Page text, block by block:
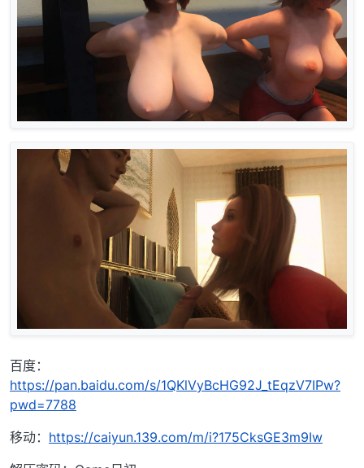
百度：
https://pan.baidu.com/s/1QKlVyBcHG92J_tEqzV7IPw?
pwd=7788
移动： https://caiyun.139.com/m/i?175CksGE3m9Iw